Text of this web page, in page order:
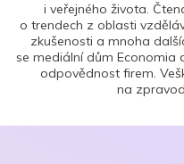
i veřejného života.
o trendech z oblasti
zkušenosti a mnoha
se mediální dům Economia
odpovědnost firem.
na